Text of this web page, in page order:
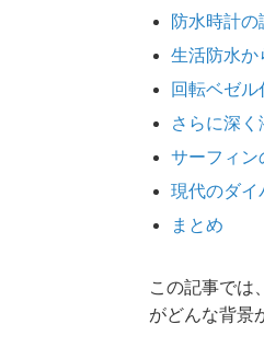
防水時計の
生活防水か
回転ベゼ
さらに深
サーフィン
現代のダイ
まとめ
この記事では
がどんな背景